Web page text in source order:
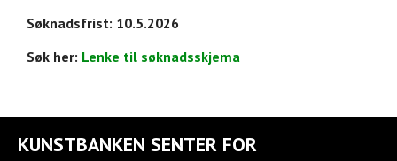
Søknadsfrist: 10.5.2026
Søk her: Lenke til søknadsskjema
KUNSTBANKEN SENTER FOR